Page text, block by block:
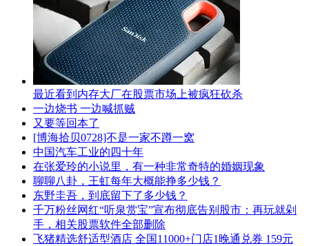
最近看到内存大厂在股票市场上被疯狂砍杀
一边烧书 一边喊抓贼
又要等回本了
[博海拾贝0728]不是一家不蹲一窝
中国汽车工业的四十年
在张爱玲的小说里，有一种非常奇特的婚姻现象
聊聊八卦，王虹每年大概能挣多少钱？
东野圭吾，到底留下了多少钱？
千万粉丝网红“听泉赏宝”宣布彻底告别股市：再玩就剁
手，相关股票软件全部删除
飞猪精选舒适型酒店 全国11000+门店1晚通兑券 159元